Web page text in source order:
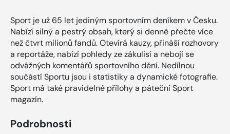
Sport je už 65 let jediným sportovním deníkem v Česku.
Nabízí silný a pestrý obsah, který si denně přečte více
než čtvrt milionů fandů. Otevírá kauzy, přináší rozhovory
a reportáže, nabízí pohledy ze zákulisí a nebojí se
odvážných komentářů sportovního dění. Nedílnou
součástí Sportu jsou i statistiky a dynamické fotografie.
Sport má také pravidelné přílohy a páteční Sport
magazín.
Podrobnosti